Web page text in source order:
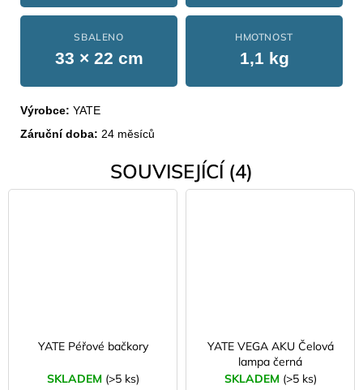
SBALENO
33 × 22 cm
HMOTNOST
1,1 kg
Výrobce: YATE
Záruční doba: 24 měsíců
SOUVISEJÍCÍ (4)
YATE Péřové bačkory
SKLADEM (>5 ks)
YATE VEGA AKU Čelová
lampa černá
SKLADEM (>5 ks)